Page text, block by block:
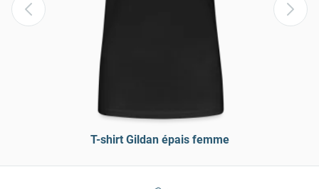
T-shirt Gildan épais femme